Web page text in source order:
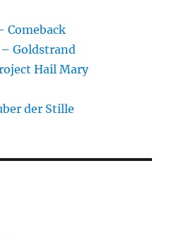
Comeback
Goldstrand
Hail Mary
der Stille